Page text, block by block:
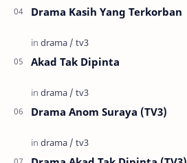
Drama Kasih Yang Terkorban
Akad Tak Dipinta
Drama Anom Suraya (TV3)